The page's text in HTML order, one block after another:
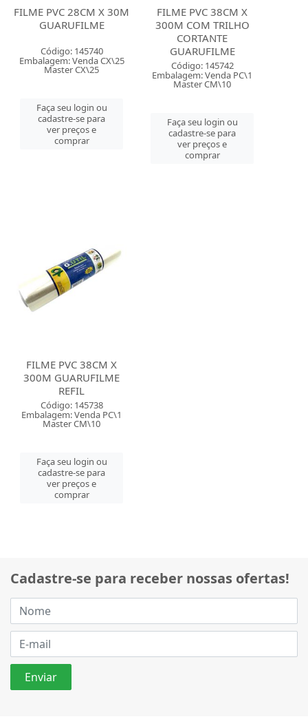
FILME PVC 28CM X 30M
GUARUFILME
Código: 145740
Embalagem: Venda CX\25
Master CX\25
Faça seu login ou
cadastre-se para
ver preços e
comprar
FILME PVC 38CM X
300M COM TRILHO
CORTANTE
GUARUFILME
Código: 145742
Embalagem: Venda PC\1
Master CM\10
Faça seu login ou
cadastre-se para
ver preços e
comprar
FILME PVC 38CM X
300M GUARUFILME
REFIL
Código: 145738
Embalagem: Venda PC\1
Master CM\10
Faça seu login ou
cadastre-se para
ver preços e
comprar
Cadastre-se para receber nossas ofertas!